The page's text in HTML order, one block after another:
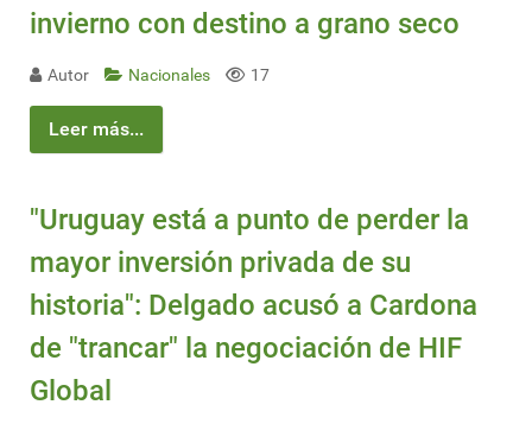
invierno con destino a grano seco
Autor Nacionales 17
Leer más...
"Uruguay está a punto de perder la
mayor inversión privada de su
historia": Delgado acusó a Cardona
de "trancar" la negociación de HIF
Global